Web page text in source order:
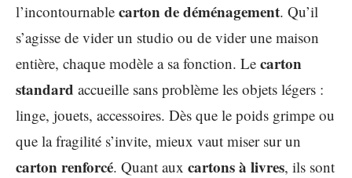
l’incontournable carton de déménagement. Qu’il
s’agisse de vider un studio ou de vider une maison
entière, chaque modèle a sa fonction. Le carton
standard accueille sans problème les objets légers :
linge, jouets, accessoires. Dès que le poids grimpe ou
que la fragilité s’invite, mieux vaut miser sur un
carton renforcé. Quant aux cartons à livres, ils sont